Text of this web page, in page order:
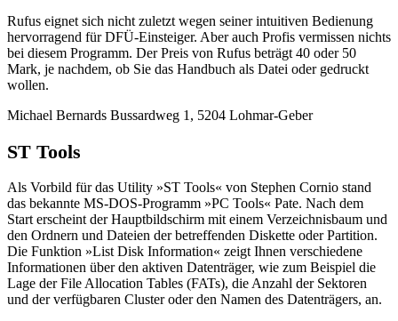
Rufus eignet sich nicht zuletzt wegen seiner intuitiven Bedienung
hervorragend für DFÜ-Einsteiger. Aber auch Profis vermissen nichts
bei diesem Programm. Der Preis von Rufus beträgt 40 oder 50
Mark, je nachdem, ob Sie das Handbuch als Datei oder gedruckt
wollen.
Michael Bernards Bussardweg 1, 5204 Lohmar-Geber
ST Tools
Als Vorbild für das Utility »ST Tools« von Stephen Cornio stand
das bekannte MS-DOS-Programm »PC Tools« Pate. Nach dem
Start erscheint der Hauptbildschirm mit einem Verzeichnisbaum und
den Ordnern und Dateien der betreffenden Diskette oder Partition.
Die Funktion »List Disk Information« zeigt Ihnen verschiedene
Informationen über den aktiven Datenträger, wie zum Beispiel die
Lage der File Allocation Tables (FATs), die Anzahl der Sektoren
und der verfügbaren Cluster oder den Namen des Datenträgers, an.